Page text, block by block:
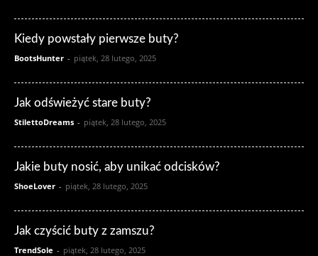
Kiedy powstały pierwsze buty?
BootsHunter - piątek, 28 lutego, 2025
Jak odświeżyć stare buty?
StilettoDreams - piątek, 28 lutego, 2025
Jakie buty nosić, aby unikać odcisków?
ShoeLover - piątek, 28 lutego, 2025
Jak czyścić buty z zamszu?
TrendSole - piątek, 28 lutego, 2025